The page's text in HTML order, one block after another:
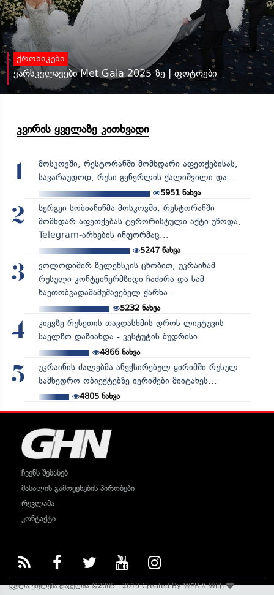
ქრონიკები
ვარსკვლავები Met Gala 2025-ზე | ფოტოები
კვირის ყველაზე კითხვადი
1
მოსკოვში, რესტორანში მომხდარი აფეთქებისას,
სავარაუდოდ, რუსი გენერლის ქალიშვილი და...
5951 ნახვა
2
სერგეი სობიანინმა მოსკოვში, რესტორანში
მომხდარ აფეთქებას ტერორისტული აქტი უწოდა,
Telegram-არხების ინფორმაც...
5247ნახვა
3
ვოლოდიმირ ზელენსკის ცნობით, უკრაინამ
რუსული კონტეინერმზიდი ჩაძირა და სამ
ნავთობგადამამუშავებელ ქარხა...
5232ნახვა
4
კიევზე რუსეთის თავდასხმის დროს ლიეტუვის
საელჩო დაზიანდა - კესტუტის ბუდრისი
4866ნახვა
5
უკრაინის ძალებმა ანექსირებულ ყირიმში რუსულ
სამხედრო ობიექტებზე იერიშები მიიტანეს...
4805ნახვა
ჩვენს შესახებ
მასალის გამოყენების პირობები
რეკლამა
კონტაქტი
ყველა უფლება დაცულია ©2005 - 2019 Created ByWEB-XWith